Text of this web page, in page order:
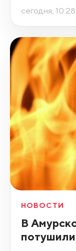
сегодня, 10:28
НОВОСТИ
В